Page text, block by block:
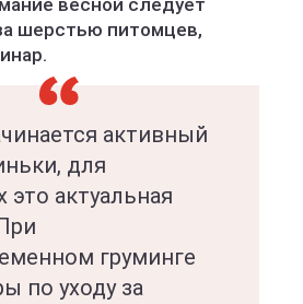
весной следует
шерстью питомцев,
активный
для
актуальная
груминге
по уходу за